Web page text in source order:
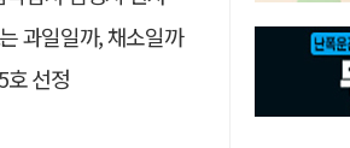
과일일까, 채소일까
호 선정